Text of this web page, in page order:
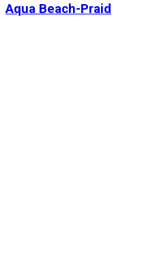
Aqua Beach-Praid